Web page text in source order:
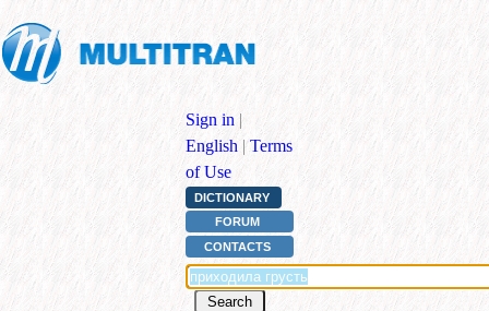
Sign in |
English | Terms
of Use
DICTIONARY
FORUM
CONTACTS